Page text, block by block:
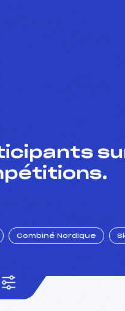
Combiné Nordique